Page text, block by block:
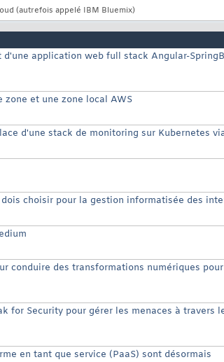
(autrefois appelé IBM Bluemix)
application web full stack Angular-
et une zone local AWS
d'une stack de monitoring sur Kubernetes
choisir pour la gestion informatisée des
conduire des transformations numériques
for Security pour gérer les menaces à travers
en tant que service (PaaS) sont désormais